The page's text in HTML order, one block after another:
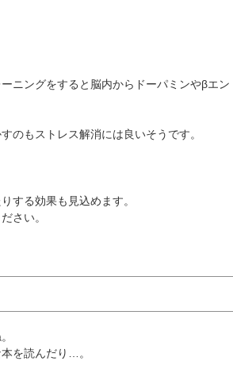
ニングをすると脳内からドーパミンやβエン
のもストレス解消には良いそうです。
する効果も見込めます。
さい。
を読んだり…。